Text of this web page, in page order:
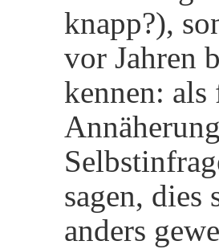
knapp?),
vor Jahren
kennen: als
sagen, dies
anders